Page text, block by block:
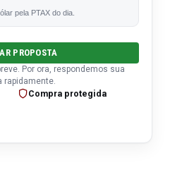
pela PTAX do dia.
PROPOSTA
Por ora, respondemos sua
rapidamente.
Compra protegida